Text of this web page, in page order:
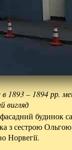
1893 – 1894 рр.
вигляд
будинок
з сестрою
Норвегії.